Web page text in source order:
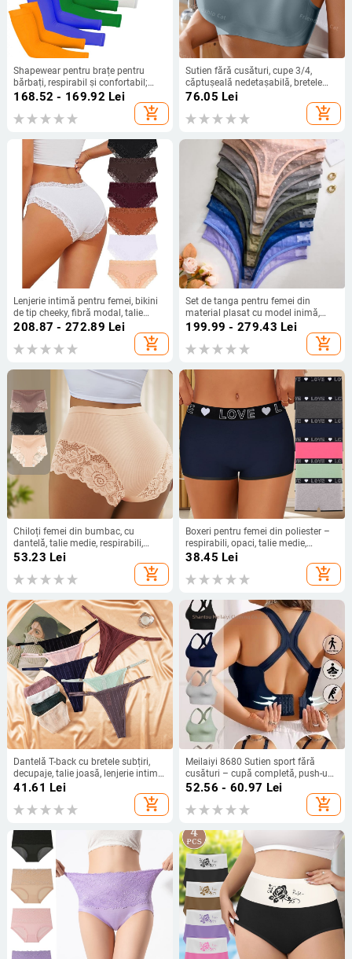
Shapewear pentru brațe pentru
bărbați, respirabil și confortabil;
material principal: 100% acrilic,
căptușeală: spandex, tip de cupă:
triunghi, cupă modelată: medie
168.52 - 169.92 Lei
add_shopping_cart
Sutien fără cusături, cupe 3/4,
căptușeală nedetașabilă, bretele
fixe în dublu, închidere la spate cu
76.05 Lei
add_shopping_cart
Lenjerie intimă pentru femei, bikini
de tip cheeky, fibră modal, talie
înaltă, căptușeală în zona intimă
din grafén (<30%), lansare vară
2025
208.87 - 272.89 Lei
add_shopping_cart
Set de tanga pentru femei din
material plasat cu model inimă,
fibră modală, talie înaltă,
căptușeală grafenă la zona crac
199.99 - 279.43 Lei
add_shopping_cart
Chiloți femei din bumbac, cu
dantelă, talie medie, respirabili,
lifting pentru fese, model floral, 90–
53.23 Lei
add_shopping_cart
Boxeri pentru femei din poliester –
respirabili, opaci, talie medie,
căptușeală zona inghinală poliester
38.45 Lei
add_shopping_cart
Dantelă T-back cu bretele subțiri,
decupaje, talie joasă, lenjerie intimă
sexy pentru femei
41.61 Lei
add_shopping_cart
Meilaiyi 8680 Sutien sport fără
cusături – cupă completă, push-up,
închidere cu patru rânduri de
căptușeală Spandex
52.56 - 60.97 Lei
add_shopping_cart